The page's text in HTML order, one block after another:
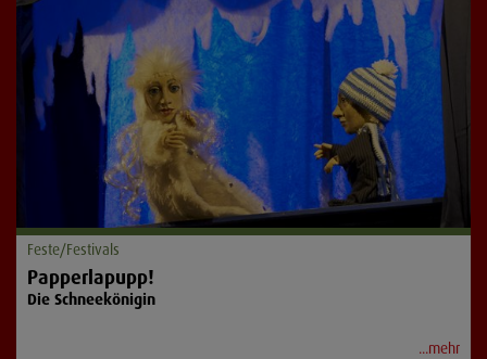
Feste/Festivals
Papperlapupp!
Die Schneekönigin
...mehr